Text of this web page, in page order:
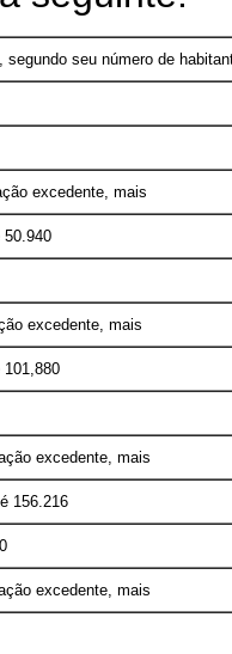
segundo seu número de
excedente, mais
50.940
excedente, mais
excedente, mais
156.216
excedente, mais